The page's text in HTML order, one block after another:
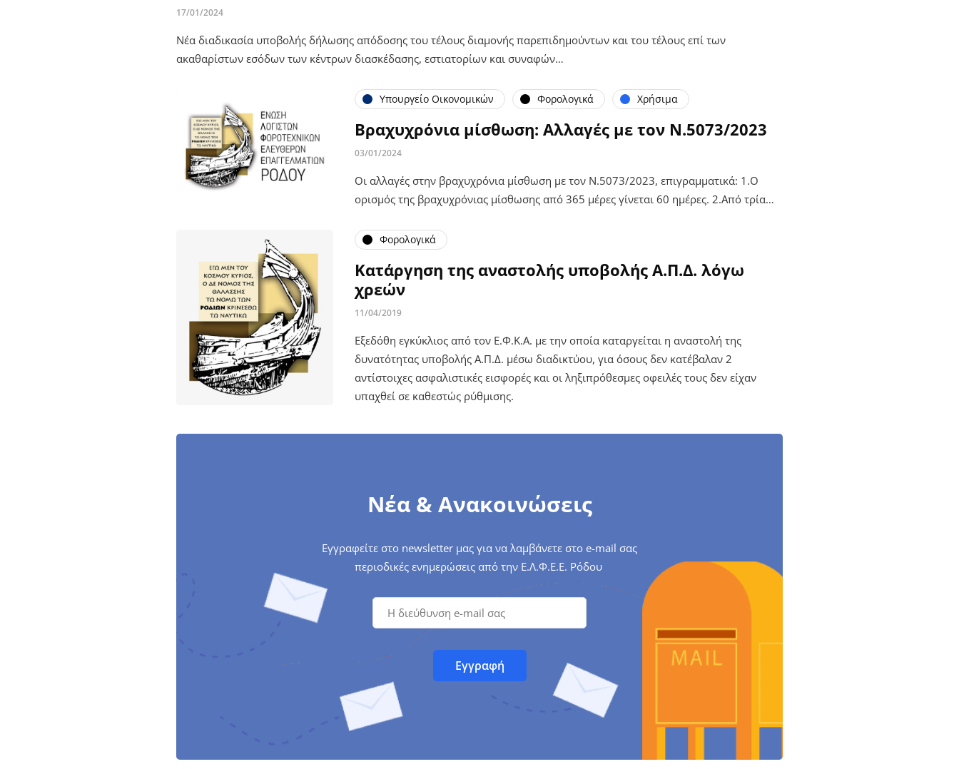
17/01/2024
Νέα διαδικασία υποβολής δήλωσης απόδοσης του τέλους διαμονής παρεπιδημούντων και του τέλους επί των
ακαθαρίστων εσόδων των κέντρων διασκέδασης, εστιατορίων και συναφών…
Υπουργείο Οικονομικών Φορολογικά Χρήσιμα
Βραχυχρόνια μίσθωση: Αλλαγές με τον Ν.5073/2023
03/01/2024
Οι αλλαγές στην βραχυχρόνια μίσθωση με τον Ν.5073/2023, επιγραμματικά: 1.Ο
ορισμός της βραχυχρόνιας μίσθωσης από 365 μέρες γίνεται 60 ημέρες. 2.Από τρία…
Φορολογικά
Κατάργηση της αναστολής υποβολής Α.Π.Δ. λόγω
χρεών
11/04/2019
Εξεδόθη εγκύκλιος από τον Ε.Φ.Κ.Α. με την οποία καταργείται η αναστολή της
δυνατότητας υποβολής Α.Π.Δ. μέσω διαδικτύου, για όσους δεν κατέβαλαν 2
αντίστοιχες ασφαλιστικές εισφορές και οι ληξιπρόθεσμες οφειλές τους δεν είχαν
υπαχθεί σε καθεστώς ρύθμισης.
Νέα & Ανακοινώσεις
Εγγραφείτε στο newsletter μας για να λαμβάνετε στο e-mail σας
περιοδικές ενημερώσεις από την Ε.Λ.Φ.Ε.Ε. Ρόδου